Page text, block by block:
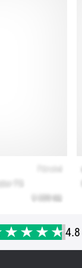
4.8